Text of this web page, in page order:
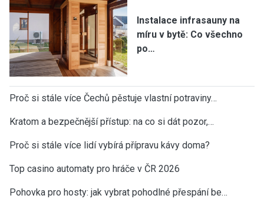
Instalace infrasauny na
míru v bytě: Co všechno
po…
Proč si stále více Čechů pěstuje vlastní potraviny…
Kratom a bezpečnější přístup: na co si dát pozor,…
Proč si stále více lidí vybírá přípravu kávy doma?
Top casino automaty pro hráče v ČR 2026
Pohovka pro hosty: jak vybrat pohodlné přespání be…